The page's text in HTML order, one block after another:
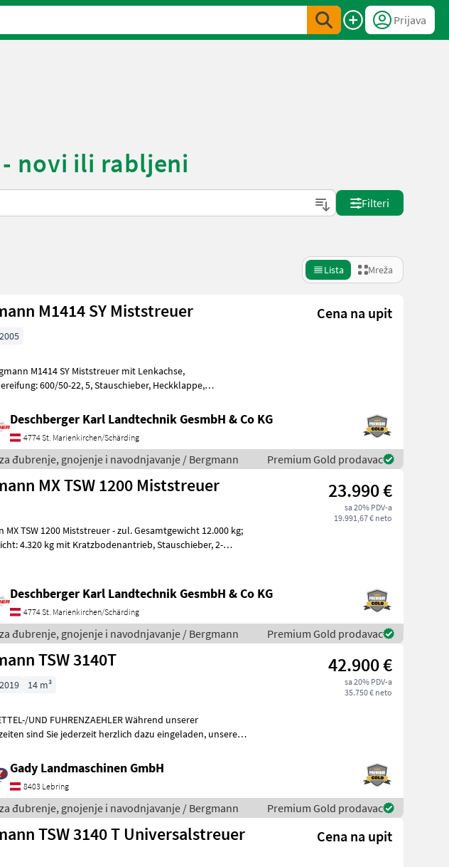
Prijava
novi ili rabljeni
Filteri
Lista Mreža
M1414 SY Miststreuer Cena na upit
M1414 SY Miststreuer mit Lenkachse,
50-22, 5, Stauschieber, Heckklappe,
Deschberger Karl Landtechnik GesmbH & Co KG
4774 St. Marienkirchen/Schärding
đubrenje, gnojenje i navodnjavanje / Bergmann Premium Gold prodavac
MX TSW 1200 Miststreuer 23.990 €
sa 20% PDV-a
19.991,67 € neto
MX TSW 1200 Miststreuer - zul. Gesamtgewicht 12.000 kg;
4.320 kg mit Kratzbodenantrieb, Stauschieber, 2-
Deschberger Karl Landtechnik GesmbH & Co KG
4774 St. Marienkirchen/Schärding
đubrenje, gnojenje i navodnjavanje / Bergmann Premium Gold prodavac
TSW 3140T 42.900 €
sa 20% PDV-a
35.750 € neto
14 m³
UND FUHRENZAEHLER Während unserer
sind Sie jederzeit herzlich dazu eingeladen, unsere
Gady Landmaschinen GmbH
8403 Lebring
đubrenje, gnojenje i navodnjavanje / Bergmann Premium Gold prodavac
TSW 3140 T Universalstreuer Cena na upit